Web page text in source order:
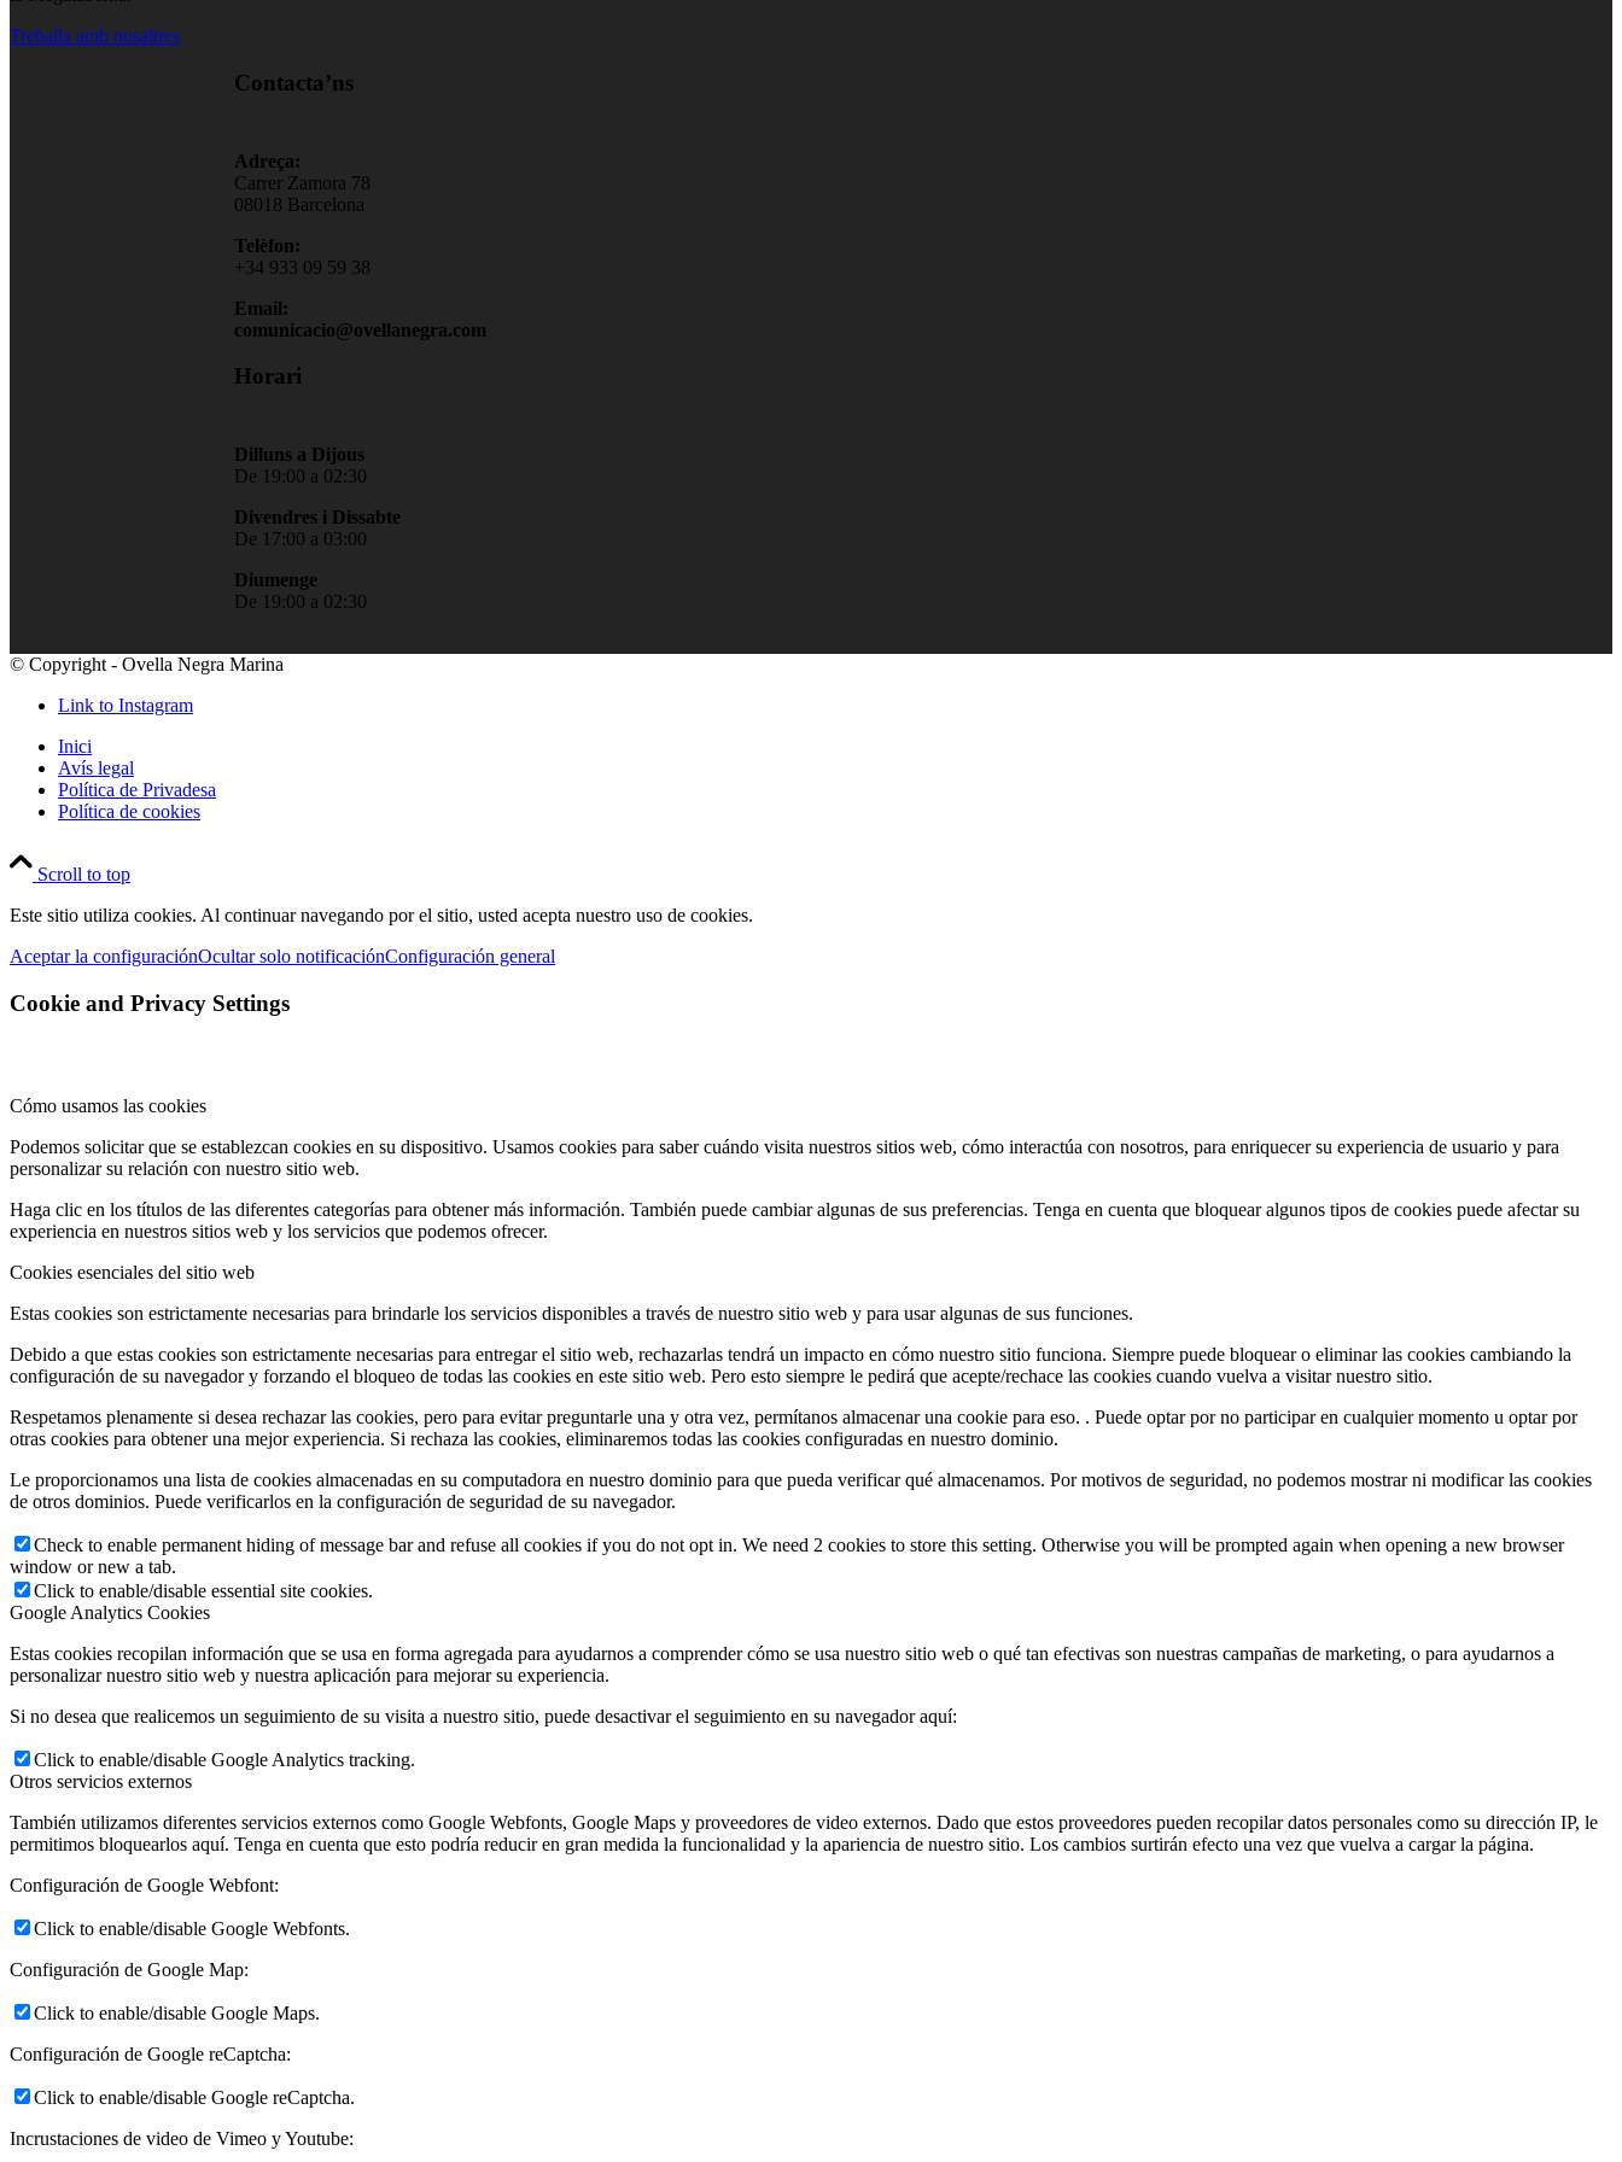
Treballa amb nosaltres
Contacta’ns
Adreça:
Carrer Zamora 78
08018 Barcelona
Telèfon:
+34 933 09 59 38
Email:
comunicacio@ovellanegra.com
Horari
Dilluns a Dijous
De 19:00 a 02:30
Divendres i Dissabte
De 17:00 a 03:00
Diumenge
De 19:00 a 02:30
© Copyright - Ovella Negra Marina
Link to Instagram
Inici
Avís legal
Política de Privadesa
Política de cookies
Scroll to top
Este sitio utiliza cookies. Al continuar navegando por el sitio, usted acepta nuestro uso de cookies.
Aceptar la configuraciónOcultar solo notificaciónConfiguración general
Cookie and Privacy Settings
Cómo usamos las cookies
Podemos solicitar que se establezcan cookies en su dispositivo. Usamos cookies para saber cuándo visita nuestros sitios web, cómo interactúa con nosotros, para enriquecer su experiencia de usuario y para
personalizar su relación con nuestro sitio web.
Haga clic en los títulos de las diferentes categorías para obtener más información. También puede cambiar algunas de sus preferencias. Tenga en cuenta que bloquear algunos tipos de cookies puede afectar su
experiencia en nuestros sitios web y los servicios que podemos ofrecer.
Cookies esenciales del sitio web
Estas cookies son estrictamente necesarias para brindarle los servicios disponibles a través de nuestro sitio web y para usar algunas de sus funciones.
Debido a que estas cookies son estrictamente necesarias para entregar el sitio web, rechazarlas tendrá un impacto en cómo nuestro sitio funciona. Siempre puede bloquear o eliminar las cookies cambiando la
configuración de su navegador y forzando el bloqueo de todas las cookies en este sitio web. Pero esto siempre le pedirá que acepte/rechace las cookies cuando vuelva a visitar nuestro sitio.
Respetamos plenamente si desea rechazar las cookies, pero para evitar preguntarle una y otra vez, permítanos almacenar una cookie para eso. . Puede optar por no participar en cualquier momento u optar por
otras cookies para obtener una mejor experiencia. Si rechaza las cookies, eliminaremos todas las cookies configuradas en nuestro dominio.
Le proporcionamos una lista de cookies almacenadas en su computadora en nuestro dominio para que pueda verificar qué almacenamos. Por motivos de seguridad, no podemos mostrar ni modificar las cookies
de otros dominios. Puede verificarlos en la configuración de seguridad de su navegador.
Check to enable permanent hiding of message bar and refuse all cookies if you do not opt in. We need 2 cookies to store this setting. Otherwise you will be prompted again when opening a new browser
window or new a tab.
Click to enable/disable essential site cookies.
Google Analytics Cookies
Estas cookies recopilan información que se usa en forma agregada para ayudarnos a comprender cómo se usa nuestro sitio web o qué tan efectivas son nuestras campañas de marketing, o para ayudarnos a
personalizar nuestro sitio web y nuestra aplicación para mejorar su experiencia.
Si no desea que realicemos un seguimiento de su visita a nuestro sitio, puede desactivar el seguimiento en su navegador aquí:
Click to enable/disable Google Analytics tracking.
Otros servicios externos
También utilizamos diferentes servicios externos como Google Webfonts, Google Maps y proveedores de video externos. Dado que estos proveedores pueden recopilar datos personales como su dirección IP, le
permitimos bloquearlos aquí. Tenga en cuenta que esto podría reducir en gran medida la funcionalidad y la apariencia de nuestro sitio. Los cambios surtirán efecto una vez que vuelva a cargar la página.
Configuración de Google Webfont:
Click to enable/disable Google Webfonts.
Configuración de Google Map:
Click to enable/disable Google Maps.
Configuración de Google reCaptcha:
Click to enable/disable Google reCaptcha.
Incrustaciones de video de Vimeo y Youtube: